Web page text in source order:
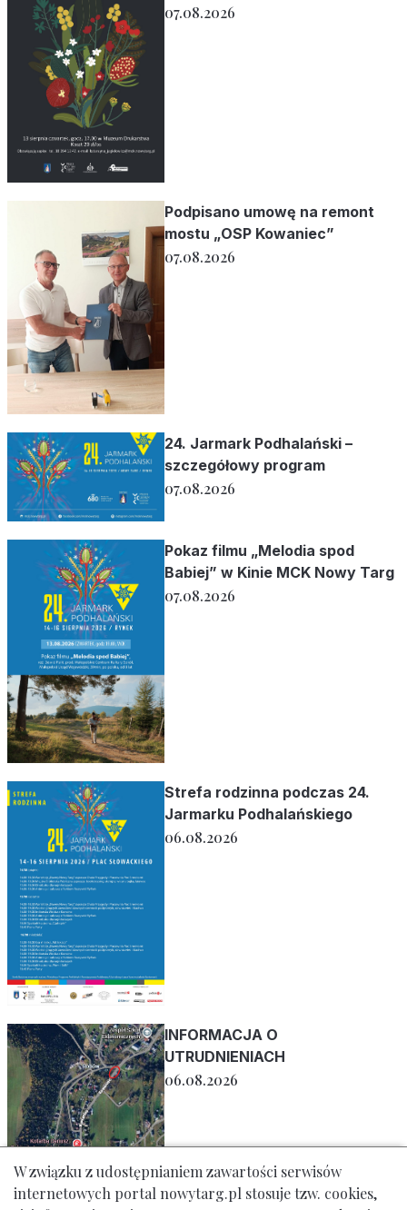
07.08.2026
Podpisano umowę na remont
mostu „OSP Kowaniec”
07.08.2026
24. Jarmark Podhalański –
szczegółowy program
07.08.2026
Pokaz filmu „Melodia spod
Babiej” w Kinie MCK Nowy Targ
07.08.2026
Strefa rodzinna podczas 24.
Jarmarku Podhalańskiego
06.08.2026
INFORMACJA O
UTRUDNIENIACH
06.08.2026
W związku z udostępnianiem zawartości serwisów
internetowych portal nowytarg.pl stosuje tzw. cookies,